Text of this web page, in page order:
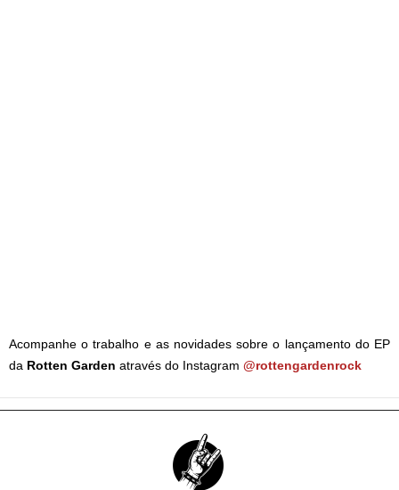
Acompanhe o trabalho e as novidades sobre o lançamento do EP
da Rotten Garden através do Instagram @rottengardenrock